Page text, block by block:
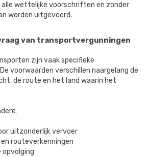
wettelijke voorschriften en zonder
worden uitgevoerd.
van transportvergunningen
zijn vaak specifieke
voorwaarden verschillen naargelang de
de route en het land waarin het
uitzonderlijk vervoer
routeverkenningen